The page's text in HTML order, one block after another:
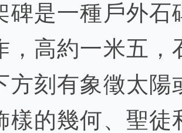
碑是一種戶外
，高約一米五
方刻有象徵太
樣的幾何、聖